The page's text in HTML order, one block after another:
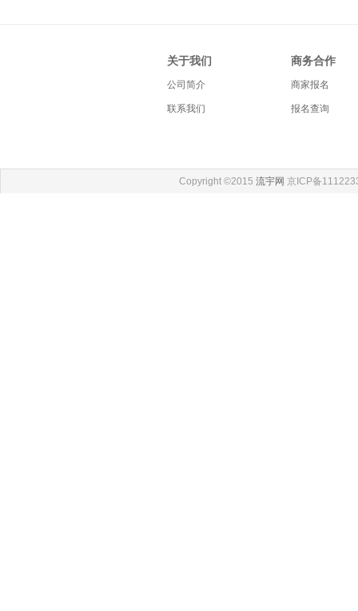
关于我们
公司简介
联系我们
商务合作
商家报名
报名查询
Copyright ©2015流宇网 京ICP备